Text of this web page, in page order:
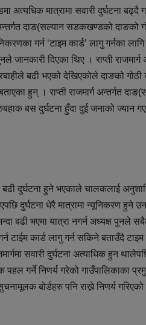
अत्यधिक मात्रामा सवारी दुर्घटना बढ्दै
अन्तर्गत दाङ(सल्यान सडकखण्डको दाङको
गर्न ‘टाइम कार्ड’ लागु गर्नका
जानकारी दिएका थिए । राप्ती
बढी भएको देखिएकोले दाङको गोठी
हुन् । राप्ती राजमार्ग अन्तर्गत
बस दुर्घटना हुँदा दुई जनाको ज्यान
बढी दुर्घटना हुने भएकाले चालकलाई
दुर्घटना धेरै मात्रामा न्यूनिकरण हुने
बढी भएमा यात्रा नगर्न अध्यक्ष पुनले
कार्ड लागु गर्न सकिने बताउँदै टाइम
सवारी दुर्घटना अत्याधिक हुन
गर्ने निणर्य गरेको गाउँपालिकाका
बोर्डहरु पनि राख्ने निणर्य